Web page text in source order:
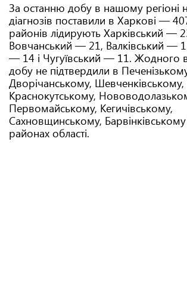
За останню добу в нашому регіоні
діагнозів поставили в Харкові —
районів лідирують Харківський —
Вовчанський — 21, Валківський —
— 14 і Чугуївський — 11. Жодного
добу не підтвердили в
Дворічанському, Шевченківському,
Краснокутському,
Первомайському, Кегичівському,
Сахновщинському,
районах області.